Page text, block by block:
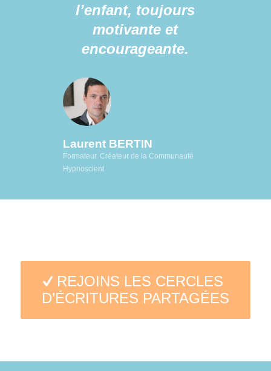
l’enfant, toujours
motivante et
encourageante.
Laurent BERTIN
Formateur. Créateur de la Communauté
Hypnoscient
REJOINS LES CERCLES
D’ÉCRITURES PARTAGÉES